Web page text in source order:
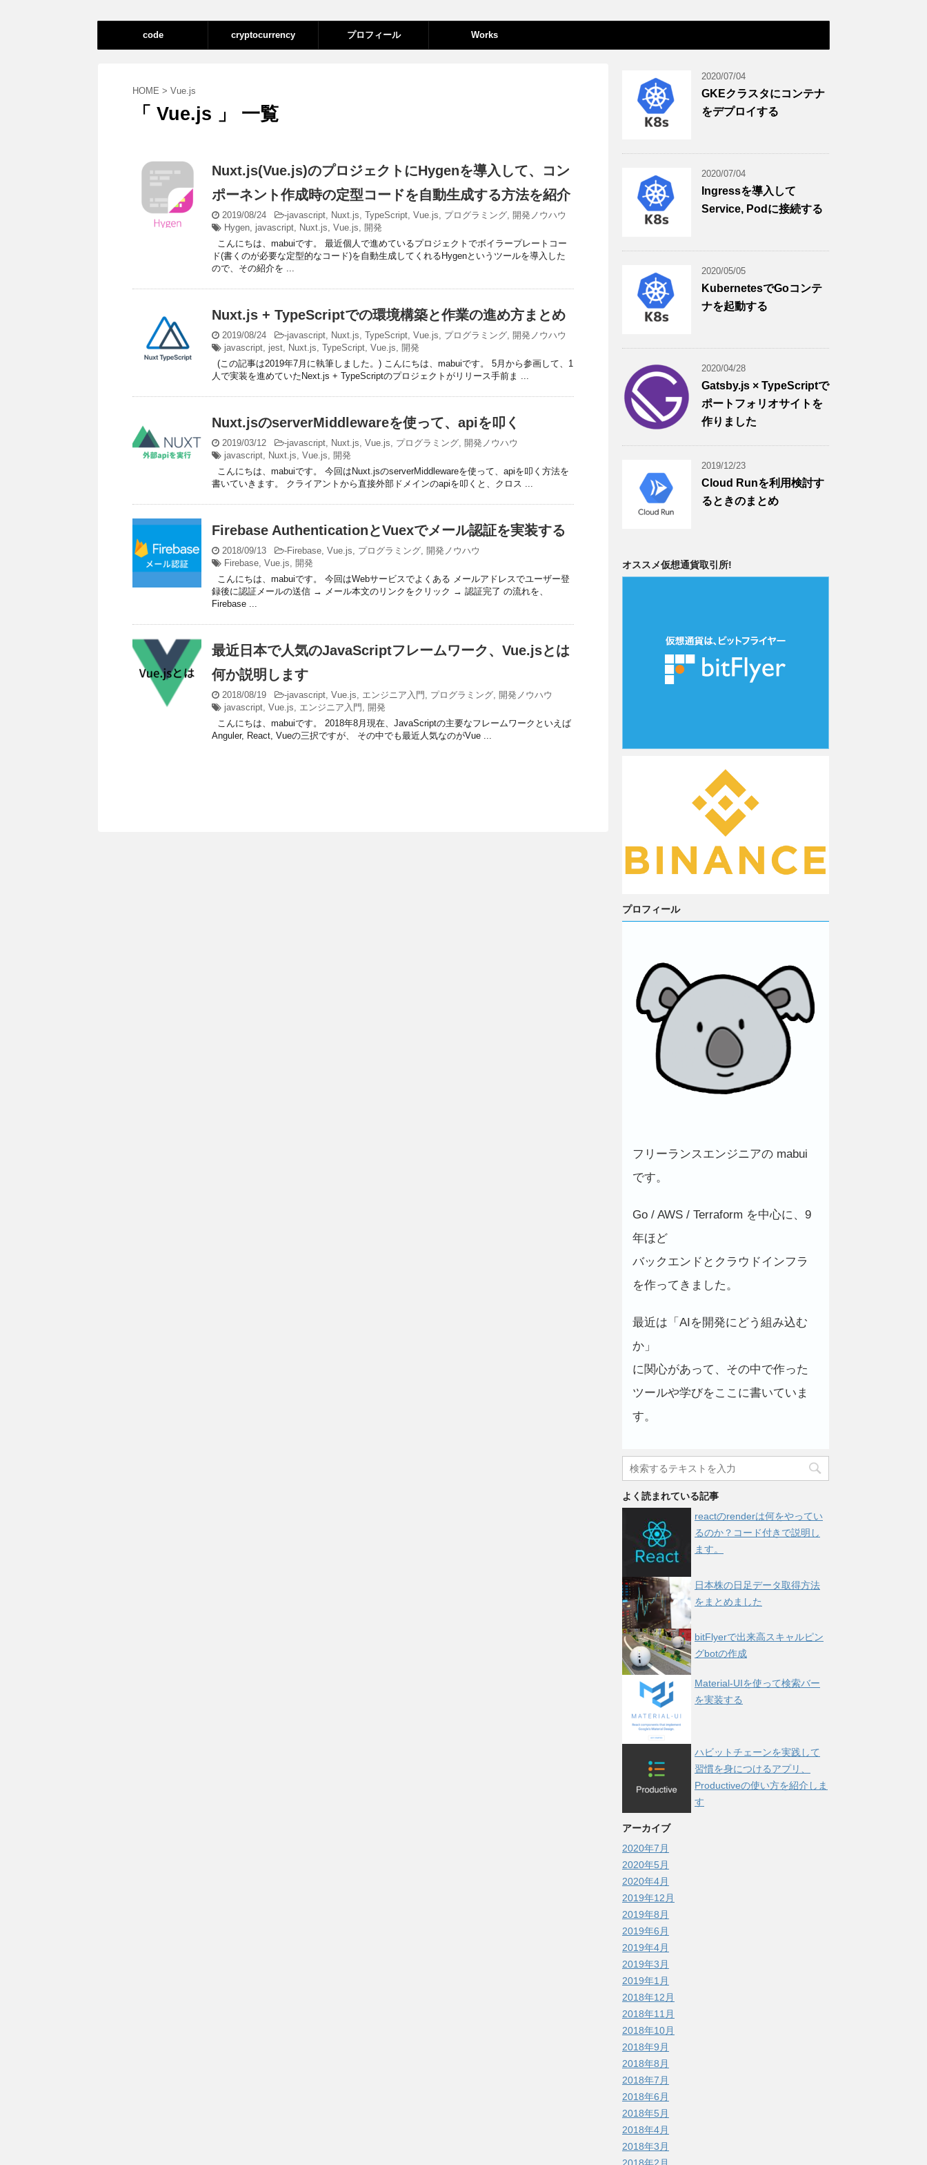
code cryptocurrency プロフィール Works
HOME > Vue.js
「 Vue.js 」 一覧
Nuxt.js(Vue.js)のプロジェクトにHygenを導入して、コン
ポーネント作成時の定型コードを自動生成する方法を紹介
2019/08/24 -javascript, Nuxt.js, TypeScript, Vue.js, プログラミング, 開発ノウハウ
Hygen, javascript, Nuxt.js, Vue.js, 開発
こんにちは、mabuiです。 最近個人で進めているプロジェクトでボイラープレートコー
ド(書くのが必要な定型的なコード)を自動生成してくれるHygenというツールを導入した
ので、その紹介を ...
Nuxt.js + TypeScriptでの環境構築と作業の進め方まとめ
2019/08/24 -javascript, Nuxt.js, TypeScript, Vue.js, プログラミング, 開発ノウハウ
javascript, jest, Nuxt.js, TypeScript, Vue.js, 開発
(この記事は2019年7月に執筆しました。) こんにちは、mabuiです。 5月から参画して、1
人で実装を進めていたNext.js + TypeScriptのプロジェクトがリリース手前ま ...
Nuxt.jsのserverMiddlewareを使って、apiを叩く
2019/03/12 -javascript, Nuxt.js, Vue.js, プログラミング, 開発ノウハウ
javascript, Nuxt.js, Vue.js, 開発
こんにちは、mabuiです。 今回はNuxt.jsのserverMiddlewareを使って、apiを叩く方法を
書いていきます。 クライアントから直接外部ドメインのapiを叩くと、クロス ...
Firebase AuthenticationとVuexでメール認証を実装する
2018/09/13 -Firebase, Vue.js, プログラミング, 開発ノウハウ
Firebase, Vue.js, 開発
こんにちは、mabuiです。 今回はWebサービスでよくある メールアドレスでユーザー登
録後に認証メールの送信 → メール本文のリンクをクリック → 認証完了 の流れを、
Firebase ...
最近日本で人気のJavaScriptフレームワーク、Vue.jsとは
何か説明します
2018/08/19 -javascript, Vue.js, エンジニア入門 , プログラミング, 開発ノウハウ
javascript, Vue.js, エンジニア入門 , 開発
こんにちは、mabuiです。 2018年8月現在、JavaScriptの主要なフレームワークといえば
Anguler, React, Vueの三択ですが、 その中でも最近人気なのがVue ...
2020/07/04
GKEクラスタにコンテナ
をデプロイする
2020/07/04
Ingressを導入して
Service, Podに接続する
2020/05/05
KubernetesでGoコンテ
ナを起動する
2020/04/28
Gatsby.js × TypeScriptで
ポートフォリオサイトを
作りました
2019/12/23
Cloud Runを利用検討す
るときのまとめ
オススメ仮想通貨取引所!
プロフィール
フリーランスエンジニアの mabui
です。
Go / AWS / Terraform を中心に、9
年ほど
バックエンドとクラウドインフラ
を作ってきました。
最近は「AIを開発にどう組み込む
か」
に関心があって、その中で作った
ツールや学びをここに書いていま
す。
よく読まれている記事
reactのrenderは何をやってい
るのか？コード付きで説明し
ます。
日本株の日足データ取得方法
をまとめました
bitFlyerで出来高スキャルピン
グbotの作成
Material-UIを使って検索バー
を実装する
ハビットチェーンを実践して
習慣を身につけるアプリ、
Productiveの使い方を紹介しま
す
アーカイブ
2020年7月
2020年5月
2020年4月
2019年12月
2019年8月
2019年6月
2019年4月
2019年3月
2019年1月
2018年12月
2018年11月
2018年10月
2018年9月
2018年8月
2018年7月
2018年6月
2018年5月
2018年4月
2018年3月
2018年2月